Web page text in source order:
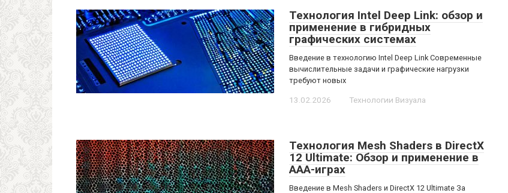
Технология Intel Deep Link: обзор и
применение в гибридных
графических системах
Введение в технологию Intel Deep Link Современные
вычислительные задачи и графические нагрузки
требуют новых
13.02.2026 Технологии Визуала
Технология Mesh Shaders в DirectX
12 Ultimate: Обзор и применение в
AAA-играх
Введение в Mesh Shaders и DirectX 12 Ultimate За